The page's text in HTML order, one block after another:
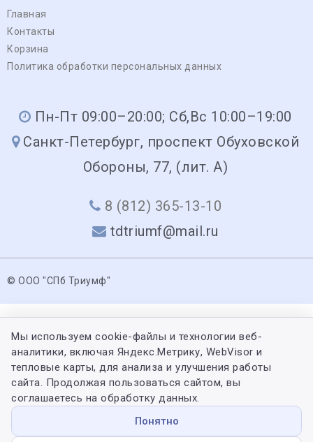
Главная
Контакты
Корзина
Политика обработки персональных данных
Пн-Пт 09:00–20:00; Сб,Вс 10:00–19:00
Санкт-Петербург, проспект Обуховской
Обороны, 77, (лит. А)
8 (812) 365-13-10
tdtriumf@mail.ru
© ООО "СПб Триумф"
Мы используем cookie-файлы и технологии веб-
аналитики, включая Яндекс.Метрику, WebVisor и
тепловые карты, для анализа и улучшения работы
сайта. Продолжая пользоваться сайтом, вы
соглашаетесь на обработку данных.
Понятно